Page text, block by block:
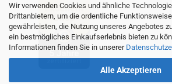
Wir verwenden Cookies und ähnliche
Drittanbietern, um die ordentliche
gewährleisten, die Nutzung unseres Angebotes
ein bestmögliches Einkaufserlebnis bieten zu
Informationen finden Sie in unserer
Alle Akzeptieren